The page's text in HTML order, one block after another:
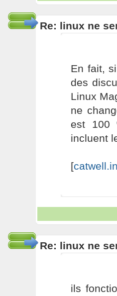
Re: linux ne
En fait,
des
Linux
ne
est 100
incluent
[
Re: linux ne
ils